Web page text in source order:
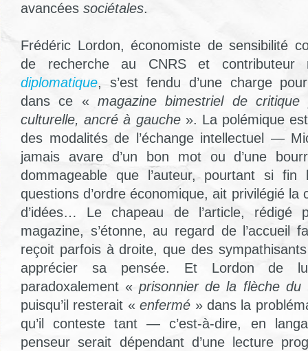
avancées sociétales.
Frédéric Lordon, économiste de sensibilité
de recherche au CNRS et
diplomatique, s’est fendu d’une charge
dans ce « magazine bimestriel de
culturelle, ancré à gauche ». La polémique
des modalités de l’échange intellectuel —
jamais avare d’un bon mot ou d’une
dommageable que l’auteur, pourtant si fin
questions d’ordre économique, ait privilégié la
d’idées… Le chapeau de l’article, rédigé
magazine, s’étonne, au regard de l’accueil
reçoit parfois à droite, que des
apprécier sa pensée. Et Lordon de
paradoxalement «prisonnier de la flèche
puisqu’il resterait «enfermé » dans la
qu’il conteste tant — c’est-à-dire, en
penseur serait dépendant d’une lecture